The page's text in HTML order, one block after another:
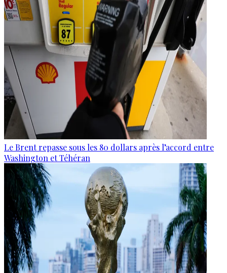
Le Brent repasse sous les 80 dollars après l’accord entre
Washington et Téhéran